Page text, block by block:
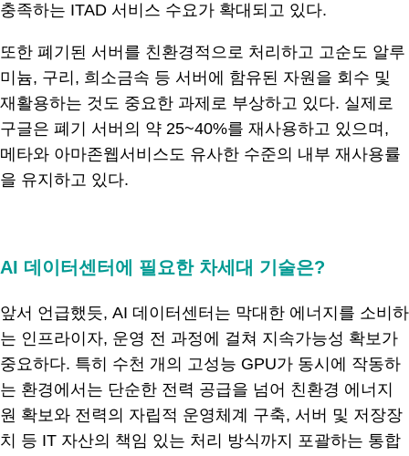
충족하는 ITAD 서비스 수요가 확대되고 있다.
또한 폐기된 서버를 친환경적으로 처리하고 고순도 알루
미늄, 구리, 희소금속 등 서버에 함유된 자원을 회수 및
재활용하는 것도 중요한 과제로 부상하고 있다. 실제로
구글은 폐기 서버의 약 25~40%를 재사용하고 있으며,
메타와 아마존웹서비스도 유사한 수준의 내부 재사용률
을 유지하고 있다.
AI 데이터센터에 필요한 차세대 기술은?
앞서 언급했듯, AI 데이터센터는 막대한 에너지를 소비하
는 인프라이자, 운영 전 과정에 걸쳐 지속가능성 확보가
중요하다. 특히 수천 개의 고성능 GPU가 동시에 작동하
는 환경에서는 단순한 전력 공급을 넘어 친환경 에너지
원 확보와 전력의 자립적 운영체계 구축, 서버 및 저장장
치 등 IT 자산의 책임 있는 처리 방식까지 포괄하는 통합